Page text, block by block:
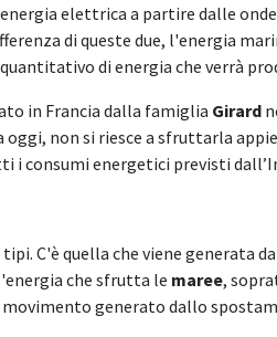
elettrica a partire dalle
di queste due, l'energia
di energia che verrà
in Francia dalla famiglia Girard
non si riesce a sfruttarla
i consumi energetici previsti
C'è quella che viene generata
che sfrutta le maree,
generato dallo